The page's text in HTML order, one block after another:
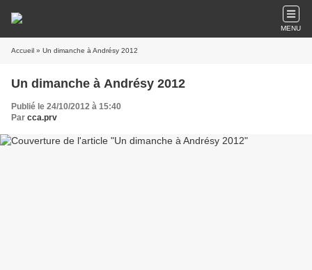
MENU
Accueil » Un dimanche à Andrésy 2012
Un dimanche à Andrésy 2012
Publié le 24/10/2012 à 15:40
Par cca.prv